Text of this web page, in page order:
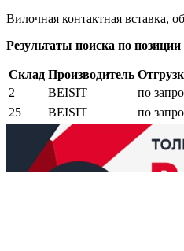
Вилочная контактная вставка,
Результаты поиска по позиции
Склад Производитель
2
BEISIT по
25 BEISIT по